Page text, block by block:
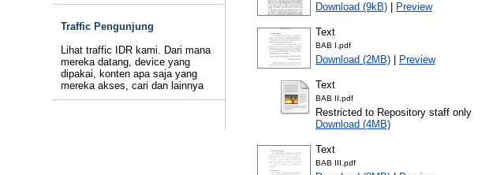
Traffic Pengunjung
Lihat traffic IDR kami. Dari mana
mereka datang, device yang
dipakai, konten apa saja yang
mereka akses, cari dan lainnya
Download (9kB)| Preview
Text
BAB I.pdf
Download (2MB)| Preview
Text
BAB II.pdf
Restricted to Repository staff only
Download (4MB)
Text
BAB III.pdf